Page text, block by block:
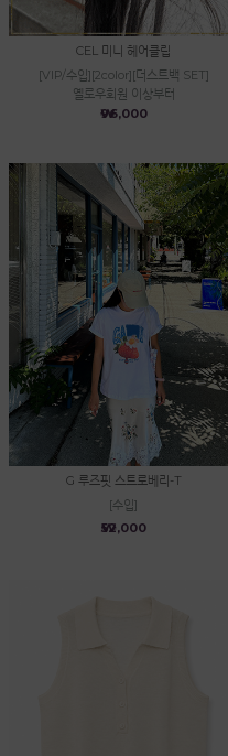
CEL 미니 헤어클립
[VIP/수입][2color][더스트백 SET]
옐로우회원 이상부터
₩96,000
G 루즈핏 스트로베리-T
[수입]
₩52,000